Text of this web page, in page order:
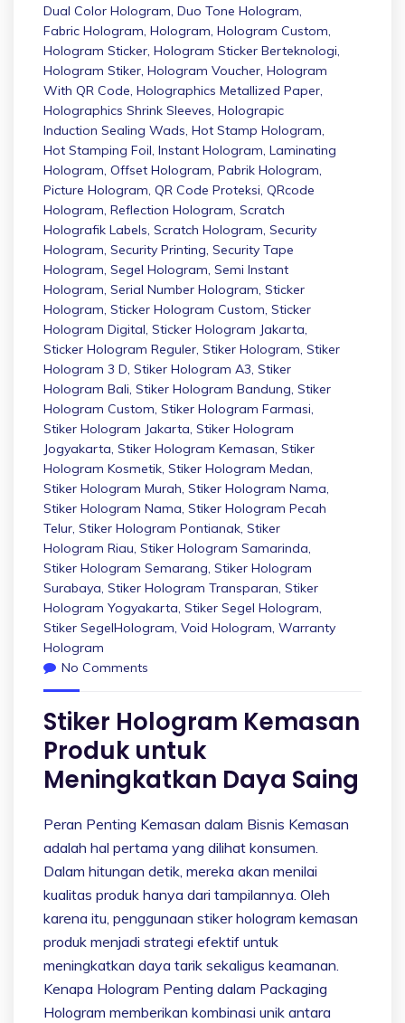
Dual Color Hologram, Duo Tone Hologram,
Fabric Hologram, Hologram, Hologram Custom,
Hologram Sticker, Hologram Sticker Berteknologi,
Hologram Stiker, Hologram Voucher, Hologram
With QR Code, Holographics Metallized Paper,
Holographics Shrink Sleeves, Holograpic
Induction Sealing Wads, Hot Stamp Hologram,
Hot Stamping Foil, Instant Hologram, Laminating
Hologram, Offset Hologram, Pabrik Hologram,
Picture Hologram, QR Code Proteksi, QRcode
Hologram, Reflection Hologram, Scratch
Holografik Labels, Scratch Hologram, Security
Hologram, Security Printing, Security Tape
Hologram, Segel Hologram, Semi Instant
Hologram, Serial Number Hologram, Sticker
Hologram, Sticker Hologram Custom, Sticker
Hologram Digital, Sticker Hologram Jakarta,
Sticker Hologram Reguler, Stiker Hologram, Stiker
Hologram 3 D, Stiker Hologram A3, Stiker
Hologram Bali, Stiker Hologram Bandung, Stiker
Hologram Custom, Stiker Hologram Farmasi,
Stiker Hologram Jakarta, Stiker Hologram
Jogyakarta, Stiker Hologram Kemasan, Stiker
Hologram Kosmetik, Stiker Hologram Medan,
Stiker Hologram Murah, Stiker Hologram Nama,
Stiker Hologram Nama, Stiker Hologram Pecah
Telur, Stiker Hologram Pontianak, Stiker
Hologram Riau, Stiker Hologram Samarinda,
Stiker Hologram Semarang, Stiker Hologram
Surabaya, Stiker Hologram Transparan, Stiker
Hologram Yogyakarta, Stiker Segel Hologram,
Stiker SegelHologram, Void Hologram, Warranty
Hologram
No Comments
Stiker Hologram Kemasan
Produk untuk
Meningkatkan Daya Saing
Peran Penting Kemasan dalam Bisnis Kemasan
adalah hal pertama yang dilihat konsumen.
Dalam hitungan detik, mereka akan menilai
kualitas produk hanya dari tampilannya. Oleh
karena itu, penggunaan stiker hologram kemasan
produk menjadi strategi efektif untuk
meningkatkan daya tarik sekaligus keamanan.
Kenapa Hologram Penting dalam Packaging
Hologram memberikan kombinasi unik antara